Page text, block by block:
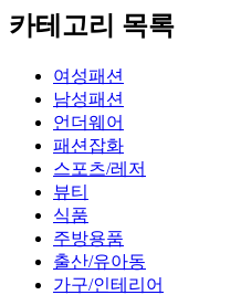
카테고리 목록
여성패션
남성패션
언더웨어
패션잡화
스포츠/레저
뷰티
식품
주방용품
출산/유아동
가구/인테리어